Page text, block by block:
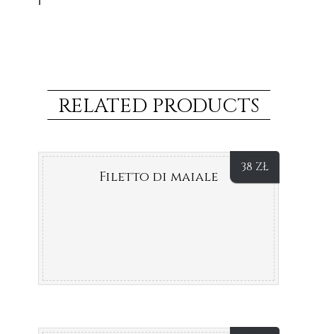
RELATED PRODUCTS
38 ZŁ
Filetto di maiale